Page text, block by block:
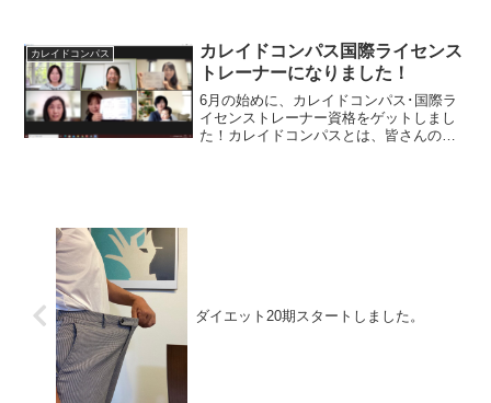
カレイドコンパス
カレイドコンパス国際ライセンス
トレーナーになりました！
6月の始めに、カレイドコンパス･国際ラ
イセンストレーナー資格をゲットしまし
た！カレイドコンパスとは、皆さんの脳
ダイエット20期スタートしました。